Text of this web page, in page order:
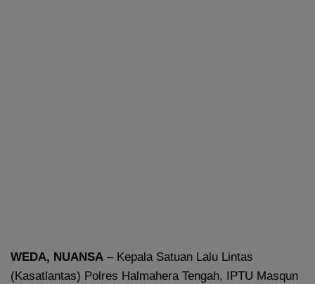
WEDA, NUANSA – Kepala Satuan Lalu Lintas
(Kasatlantas) Polres Halmahera Tengah, IPTU Masqun